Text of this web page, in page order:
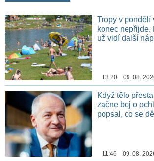
Tropy v pondělí
konec nepřijde.
už vidí další
13:20 09. 08.
Když tělo
začne boj o
popsal, co se
11:46 09. 08.